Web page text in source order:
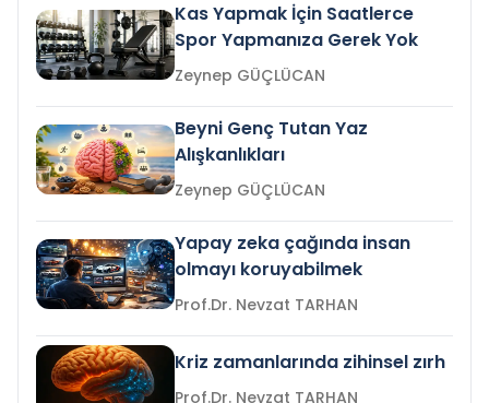
Kas Yapmak İçin Saatlerce
Spor Yapmanıza Gerek Yok
Zeynep GÜÇLÜCAN
Beyni Genç Tutan Yaz
Alışkanlıkları
Zeynep GÜÇLÜCAN
Yapay zeka çağında insan
olmayı koruyabilmek
Prof.Dr. Nevzat TARHAN
Kriz zamanlarında zihinsel zırh
Prof.Dr. Nevzat TARHAN